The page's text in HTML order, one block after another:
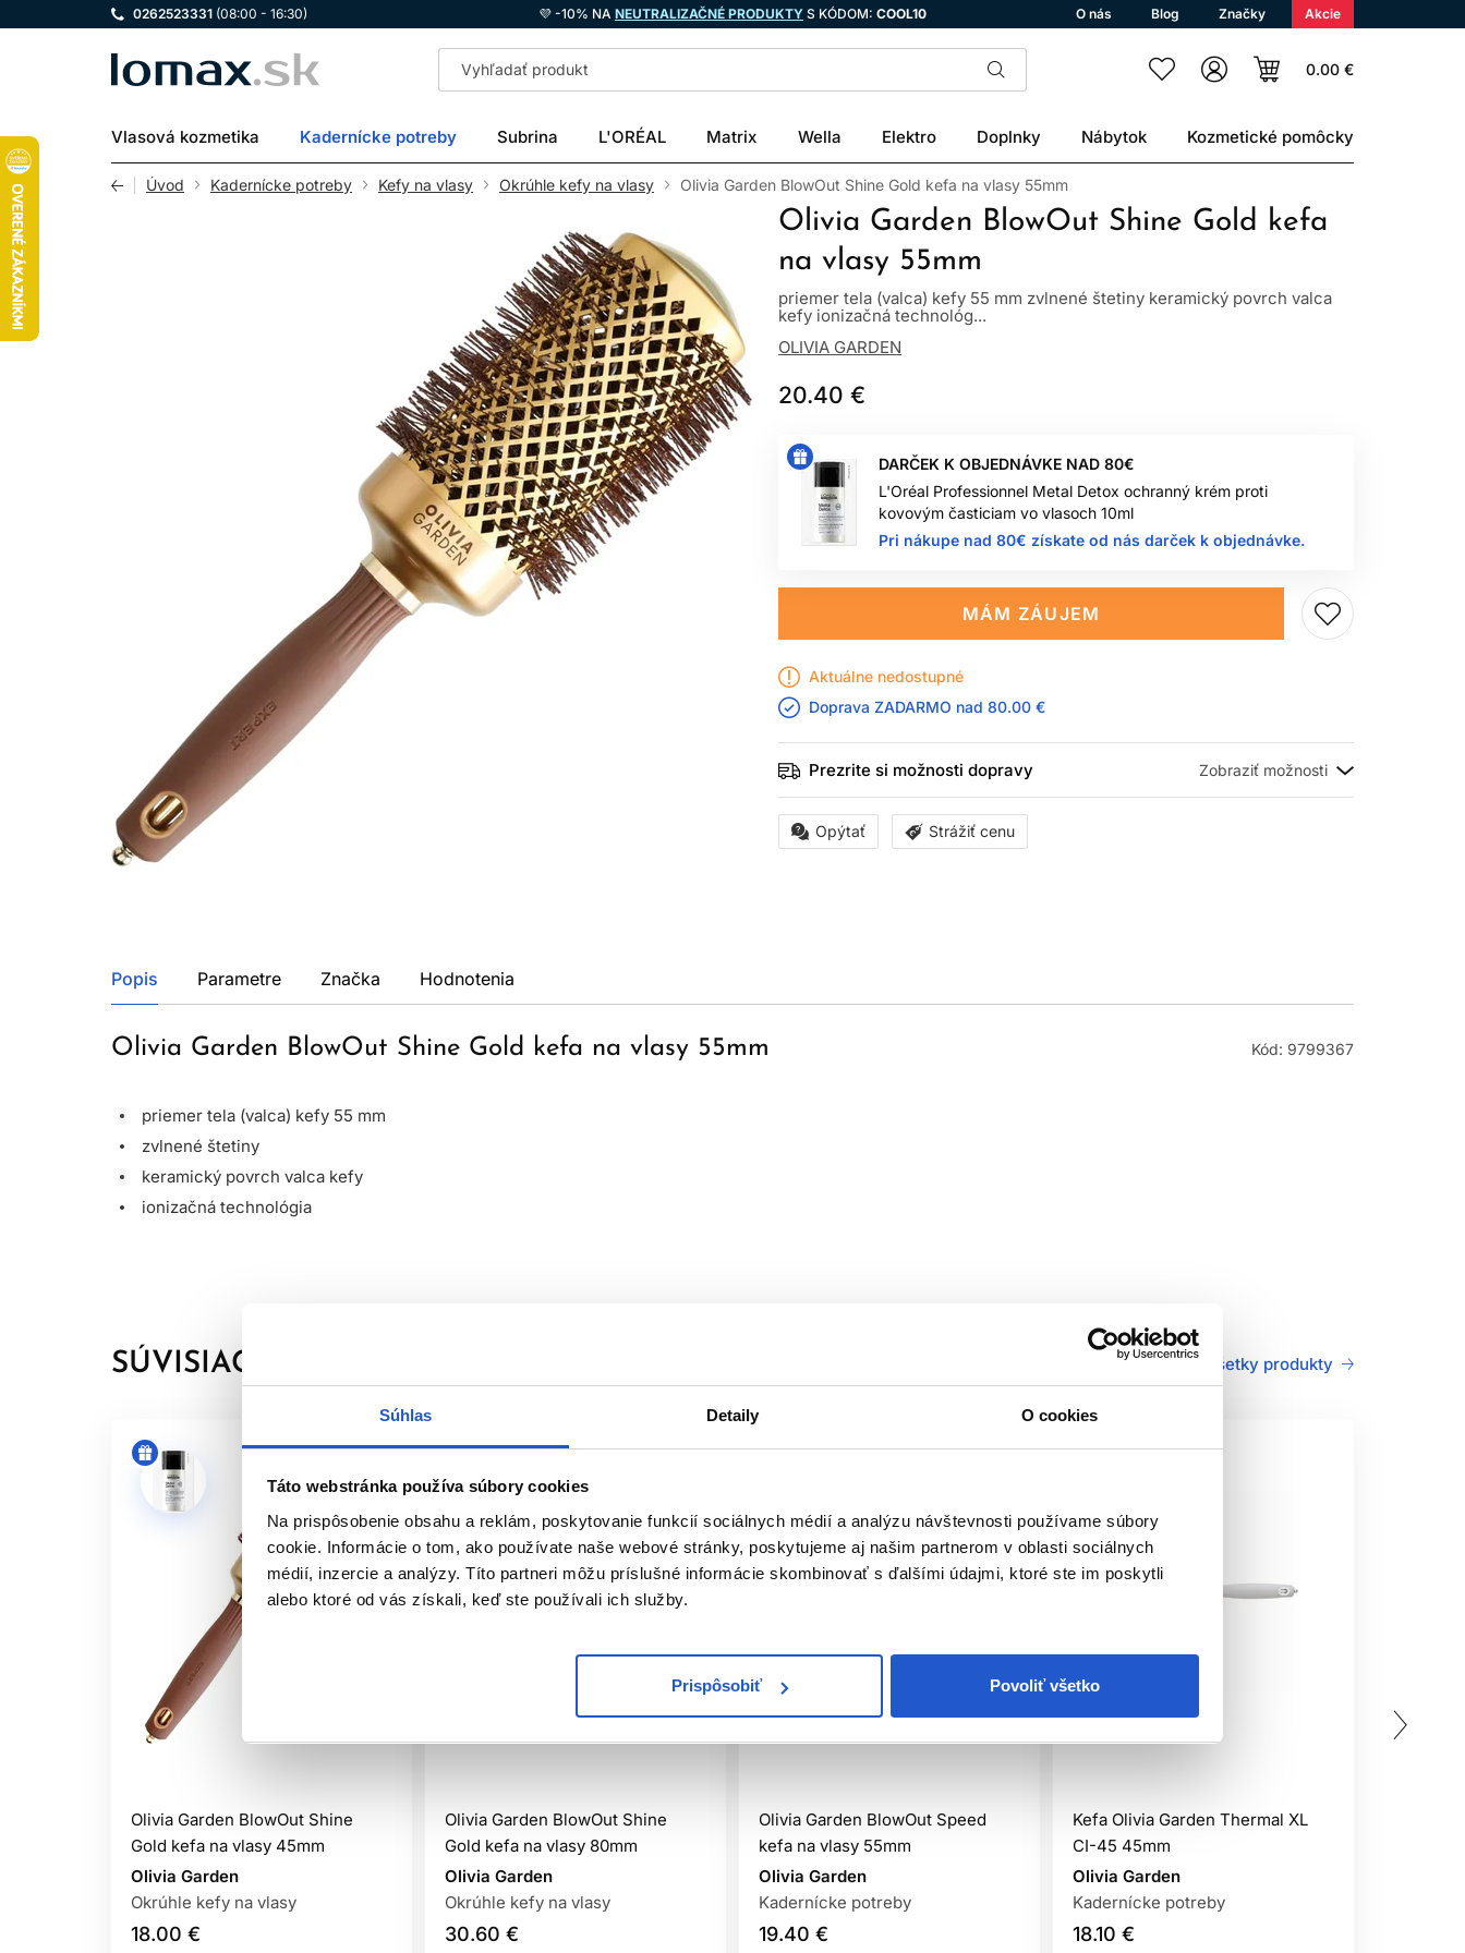
Súhlas Detaily O cookies
Táto webstránka používa súbory cookies
Na prispôsobenie obsahu a reklám, poskytovanie funkcií sociálnych médií a analýzu návštevnosti používame súbory
cookie. Informácie o tom, ako používate naše webové stránky, poskytujeme aj našim partnerom v oblasti sociálnych
médií, inzercie a analýzy. Títo partneri môžu príslušné informácie skombinovať s ďalšími údajmi, ktoré ste im poskytli
alebo ktoré od vás získali, keď ste používali ich služby.
Prispôsobiť Povoliť všetko
0262523331 (08:00 - 16:30) 💜 -10% NA NEUTRALIZAČNÉ PRODUKTY S KÓDOM: COOL10 O nás Blog Značky Akcie
LOMAX 0.00 €
Vlasová kozmetika Kadernícke potreby Subrina L'ORÉAL Matrix Wella Elektro Doplnky Nábytok Kozmetické pomôcky
Úvod Kadernícke potreby Kefy na vlasy Okrúhle kefy na vlasy Olivia Garden BlowOut Shine Gold kefa na vlasy 55mm
Olivia Garden BlowOut Shine Gold kefa
na vlasy 55mm
priemer tela (valca) kefy 55 mm zvlnené štetiny keramický povrch valca
kefy ionizačná technológ...
OLIVIA GARDEN
20.40 €
DARČEK K OBJEDNÁVKE NAD 80€
L'Oréal Professionnel Metal Detox ochranný krém proti
kovovým časticiam vo vlasoch 10ml
Pri nákupe nad 80€ získate od nás darček k objednávke.
MÁM ZÁUJEM
Aktuálne nedostupné
Doprava ZADARMO nad 80.00 €
Prezrite si možnosti dopravy
Opýtať Strážiť cenu
Popis Parametre Značka Hodnotenia
Olivia Garden BlowOut Shine Gold kefa na vlasy 55mm Kód: 9799367
priemer tela (valca) kefy 55 mm
zvlnené štetiny
keramický povrch valca kefy
ionizačná technológia
SÚVISIACE PRODUKTY Všetky produkty
Olivia Garden BlowOut Shine
Gold kefa na vlasy 45mm
Olivia Garden
Okrúhle kefy na vlasy
18.00 €
Olivia Garden BlowOut Shine
Gold kefa na vlasy 80mm
Olivia Garden
Okrúhle kefy na vlasy
30.60 €
Olivia Garden BlowOut Speed
kefa na vlasy 55mm
Olivia Garden
Kadernícke potreby
19.40 €
Kefa Olivia Garden Thermal XL
CI-45 45mm
Olivia Garden
Kadernícke potreby
18.10 €